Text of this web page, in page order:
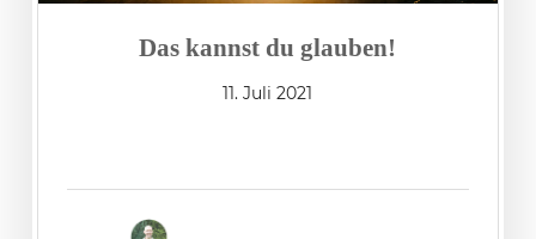
Das kannst du glauben!
11. Juli 2021